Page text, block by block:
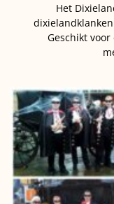
Het
Geschikt